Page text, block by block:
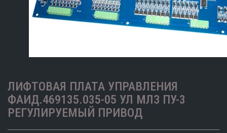
ЛИФТОВАЯ ПЛАТА УПРАВЛЕНИЯ
ФАИД.469135.035-05 УЛ МЛЗ ПУ-3
РЕГУЛИРУЕМЫЙ ПРИВОД